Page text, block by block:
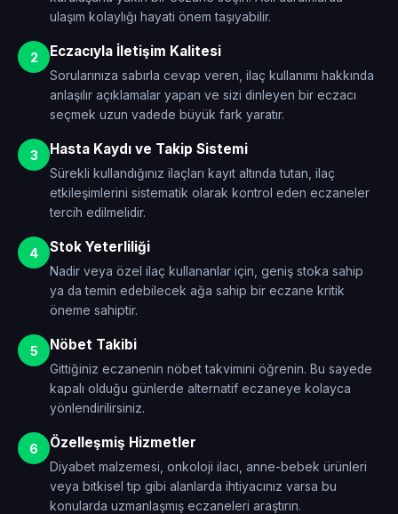
ulaşım kolaylığı hayati önem taşıyabilir.
2 Eczacıyla İletişim Kalitesi
Sorularınıza sabırla cevap veren, ilaç kullanımı hakkında
anlaşılır açıklamalar yapan ve sizi dinleyen bir eczacı
seçmek uzun vadede büyük fark yaratır.
3 Hasta Kaydı ve Takip Sistemi
Sürekli kullandığınız ilaçları kayıt altında tutan, ilaç
etkileşimlerini sistematik olarak kontrol eden eczaneler
tercih edilmelidir.
4 Stok Yeterliliği
Nadir veya özel ilaç kullananlar için, geniş stoka sahip
ya da temin edebilecek ağa sahip bir eczane kritik
öneme sahiptir.
5 Nöbet Takibi
Gittiğiniz eczanenin nöbet takvimini öğrenin. Bu sayede
kapalı olduğu günlerde alternatif eczaneye kolayca
yönlendirilirsiniz.
6 Özelleşmiş Hizmetler
Diyabet malzemesi, onkoloji ilacı, anne-bebek ürünleri
veya bitkisel tıp gibi alanlarda ihtiyacınız varsa bu
konularda uzmanlaşmış eczaneleri araştırın.